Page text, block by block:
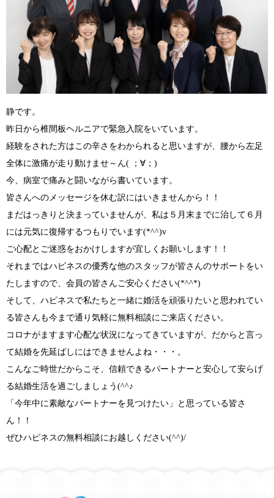
静です。
昨日から椎間板ヘルニアで緊急入院をいています。
経験をされた方はこの辛さをわかられると思いますが、腰から左足
全体に激痛が走り動けませ～ん( ；∀；)
今、病室で痛みと闘いながら書いています。
皆さんへのメッセージを休む訳にはいきませんから！！
まだはっきりと決まっていませんが、私は５月末までに治して６月
には元気に復帰するつもりでいます(*^^)v
ご心配とご迷惑をおかけしますが宜しくお願いします！！
それまではハピネスの優秀な他のスタッフが皆さんのサポートをい
たしますので、会員の皆さんご安心ください(*^^*)
そして、ハピネスで私たちと一緒に婚活を頑張りたいと思われてい
る皆さんも今まで通り気軽に無料相談にご来店ください。
コロナがますます心配な状況になってきていますが、だからと言っ
て結婚を先延ばしにはできませんよね・・・。
こんなご時世だからこそ、信頼できるパートナーと安心して安らげ
る結婚生活を過ごしましょう (^^♪
「今年中に素敵なパートナーを見つけたい」
と思っている皆さ
ん！！
ぜひハピネスの無料相談にお越しください(^^)/